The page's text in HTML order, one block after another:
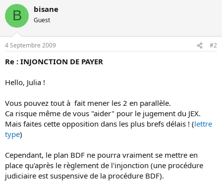
B bisane
Guest
4 Septembre 2009 #2
Re : INJONCTION DE PAYER
Hello, Julia !
Vous pouvez tout à fait mener les 2 en parallèle.
Ca risque même de vous "aider" pour le jugement du JEX.
Mais faites cette opposition dans les plus brefs délais ! (lettre
type)
Cependant, le plan BDF ne pourra vraiment se mettre en
place qu'après le règlement de l'injonction (une procédure
judiciaire est suspensive de la procédure BDF).